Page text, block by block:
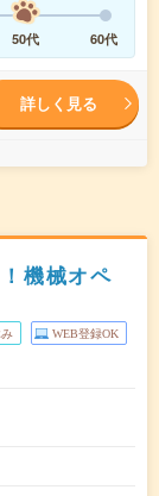
50代 60代
詳しく見る
機械オペ
WEB登録OK